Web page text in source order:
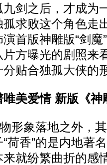
剑之后，才成为
孤求败这个角色走
首版神雕版“剑魔
方曝光的剧照来
贴合独孤大侠的
美爱情 新版《神
象落地之外，
荷香”的是内地著
就纷繁曲折的感